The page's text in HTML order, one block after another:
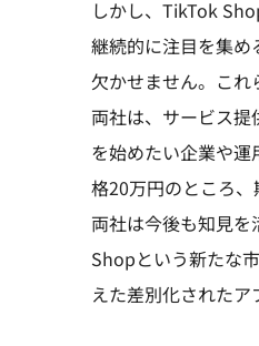
しかし、TikTok
継続的に注目を集
欠かせません。これ
両社は、サービス
を始めたい企業や
格20万円のところ、
両社は今後も知見
Shopという新たな
えた差別化されたア